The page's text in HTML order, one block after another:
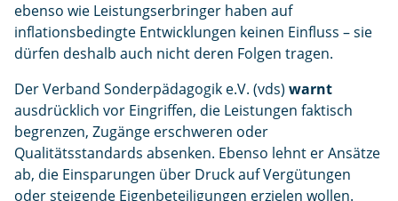
ebenso wie Leistungserbringer haben auf
inflationsbedingte Entwicklungen keinen Einfluss – sie
dürfen deshalb auch nicht deren Folgen tragen.
Der Verband Sonderpädagogik e.V. (vds) warnt
ausdrücklich vor Eingriffen, die Leistungen faktisch
begrenzen, Zugänge erschweren oder
Qualitätsstandards absenken. Ebenso lehnt er Ansätze
ab, die Einsparungen über Druck auf Vergütungen
oder steigende Eigenbeteiligungen erzielen wollen.